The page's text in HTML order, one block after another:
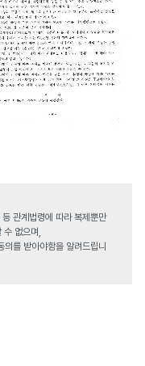
관계법령에 따라 복제뿐만
없으며,
를 받아야함을 알려드립니